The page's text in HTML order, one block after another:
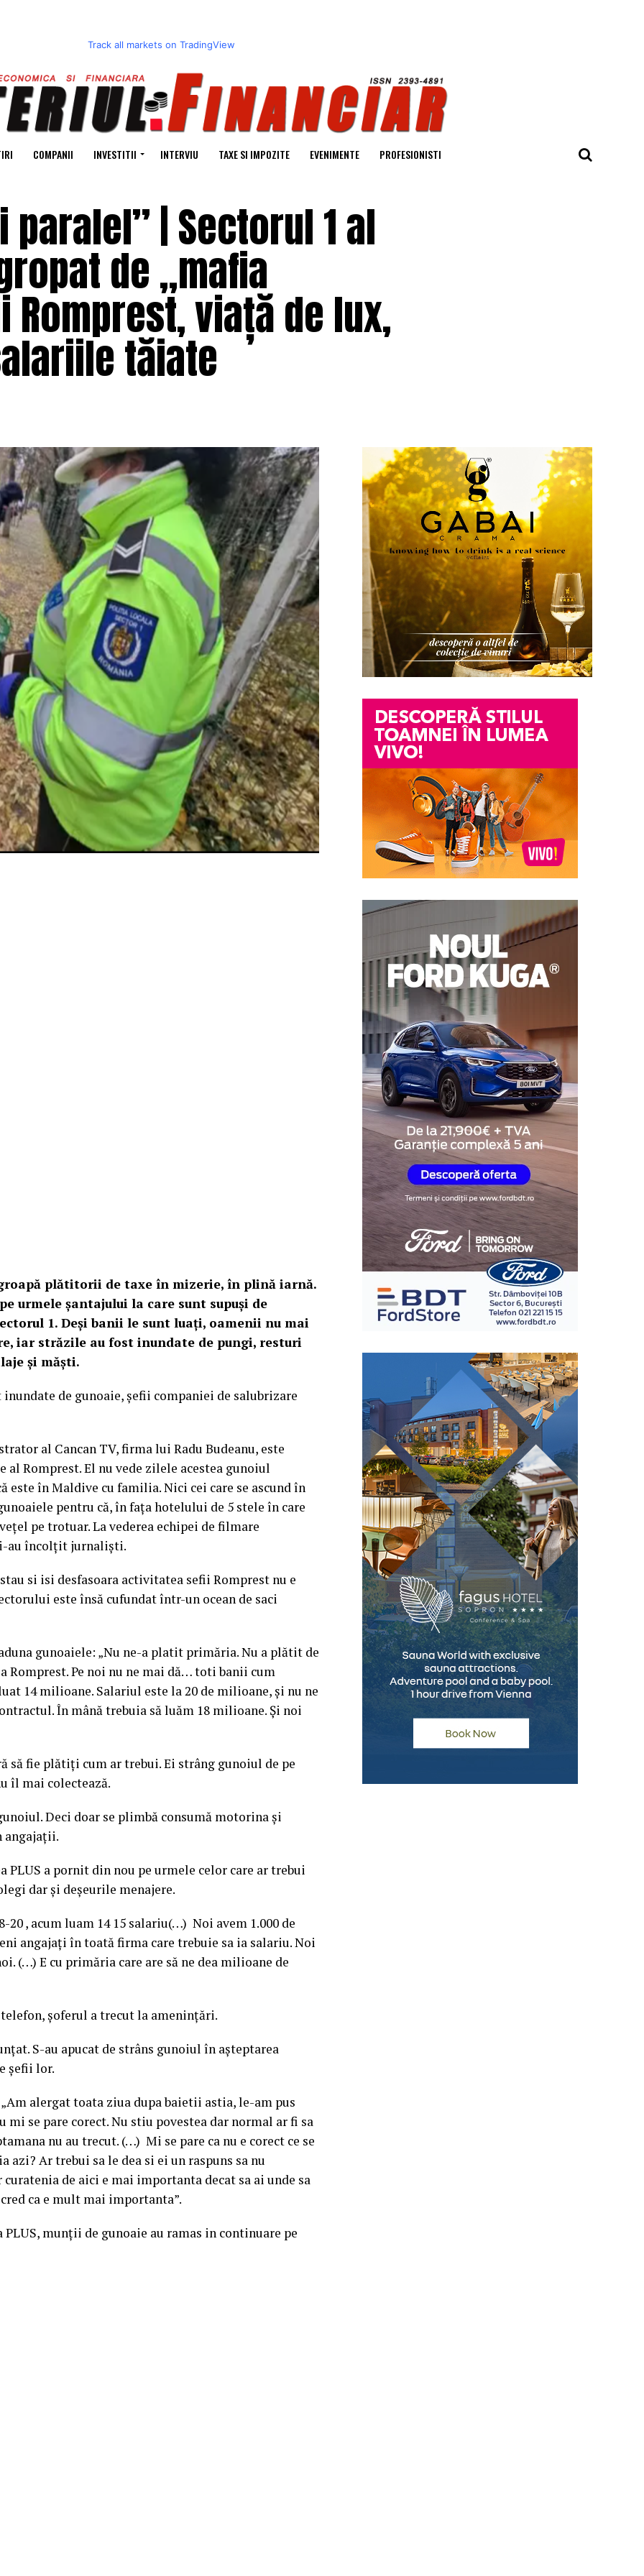
Track all markets on TradingView
COMPANII INVESTITII INTERVIU TAXE SI IMPOZITE EVENIMENTE PROFESIONISTI
| Sectorul 1 al
de „mafia
Romprest, viață de lux,
tăiate
plătitorii de taxe în mizerie, în plină iarnă.
urmele șantajului la care sunt supuși de
1. Deși banii le sunt luați, oamenii nu mai
iar străzile au fost inundate de pungi, resturi
și măști.
de gunoaie, șefii companiei de salubrizare
al Cancan TV, firma lui Radu Budeanu, este
Romprest. El nu vede zilele acestea gunoiul
este în Maldive cu familia. Nici cei care se ascund în
pentru că, în fața hotelului de 5 stele în care
pe trotuar. La vederea echipei de filmare
i-au încolțit jurnaliști.
si isi desfasoara activitatea sefii Romprest nu e
este însă cufundat într-un ocean de saci
gunoaiele: „Nu ne-a platit primăria. Nu a plătit de
Pe noi nu ne mai dă… toti banii cum
14 milioane. Salariul este la 20 de milioane, și nu ne
În mână trebuia să luăm 18 milioane. Și noi
să fie plătiți cum ar trebui. Ei strâng gunoiul de pe
îl mai colectează.
Deci doar se plimbă consumă motorina și
angajații.
PLUS a pornit din nou pe urmele celor care ar trebui
dar și deșeurile menajere.
20 , acum luam 14 15 salariu(…) Noi avem 1.000 de
angajați în toată firma care trebuie sa ia salariu. Noi
(…) E cu primăria care are să ne dea milioane de
șoferul a trecut la amenințări.
S-au apucat de strâns gunoiul în așteptarea
șefii lor.
alergat toata ziua dupa baietii astia, le-am pus
mi se pare corect. Nu stiu povestea dar normal ar fi sa
nu au trecut. (…) Mi se pare ca nu e corect ce se
azi? Ar trebui sa le dea si ei un raspuns sa nu
de aici e mai importanta decat sa ai unde sa
ca e mult mai importanta”.
munții de gunoaie au ramas in continuare pe